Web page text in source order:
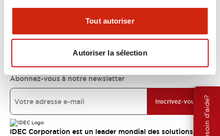
Tout autoriser
Autoriser la sélection
Besoin d'aide?
À propos d’IDEC
Engagements IDEC
Abonnez-vous à notre newsletter
Inscrivez-vous
IDEC Corporation est un leader mondial des solutions